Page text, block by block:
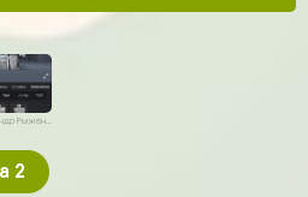
Александр Рыженков
2